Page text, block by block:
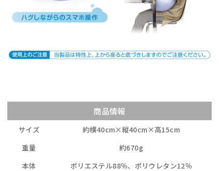
商品情報
サイズ
約横40cm×縦40cm×高15cm
重量
約670g
本体
ポリエステル88％、ポリウレタン12％